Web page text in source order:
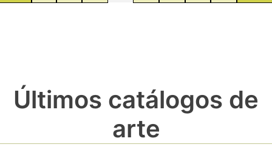
Últimos catálogos de
arte